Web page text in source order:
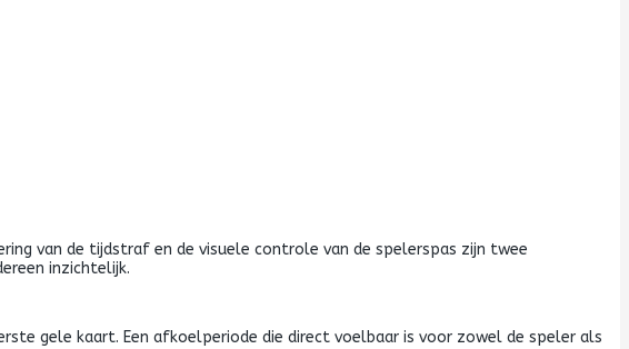
van de tijdstraf en de visuele controle van de spelerspas zijn twee
inzichtelijk.
gele kaart. Een afkoelperiode die direct voelbaar is voor zowel de speler als